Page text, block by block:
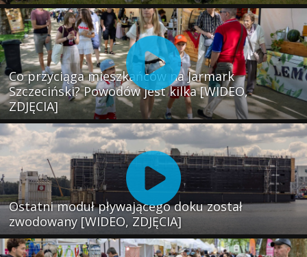
Co przyciąga mieszkańców na Jarmark
Szczeciński? Powodów jest kilka [WIDEO,
ZDJĘCIA]
Ostatni moduł pływającego doku został
zwodowany [WIDEO, ZDJĘCIA]